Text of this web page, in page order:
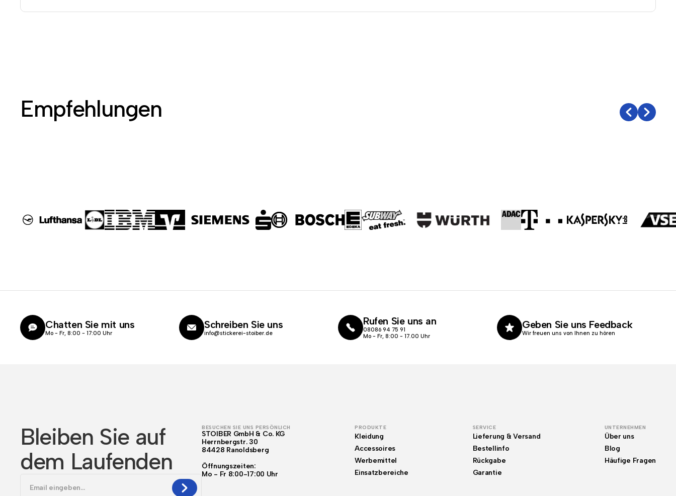
Empfehlungen
Chatten Sie mit uns
Mo - Fr, 8:00 - 17:00 Uhr
Schreiben Sie uns
info@stickerei-stoiber.de
Rufen Sie uns an
08086 94 75 91
Mo - Fr, 8:00 - 17.00 Uhr
Geben Sie uns Feedback
Wir freuen uns von Ihnen zu hören
Bleiben Sie auf
dem Laufenden
BESUCHEN SIE UNS PERSÖNLICH
STOIBER GmbH & Co. KG
Herrnbergstr. 30
84428 Ranoldsberg
Öffnungszeiten:
Mo - Fr 8:00-17:00 Uhr
PRODUKTE
Kleidung
Accessoires
Werbemittel
Einsatzbereiche
SERVICE
Lieferung & Versand
Bestellinfo
Rückgabe
Garantie
UNTERNEHMEN
Über uns
Blog
Häufige Fragen